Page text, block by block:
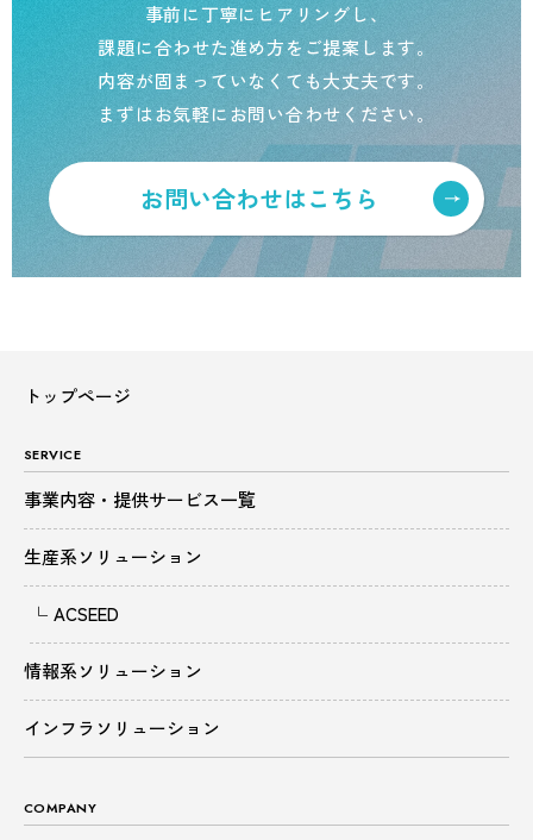
事前に丁寧にヒアリングし、
課題に合わせた進め方をご提案します。
内容が固まっていなくても大丈夫です。
まずはお気軽にお問い合わせください。
お問い合わせはこちら
トップページ
SERVICE
事業内容・提供サービス一覧
生産系ソリューション
ACSEED
情報系ソリューション
インフラソリューション
COMPANY